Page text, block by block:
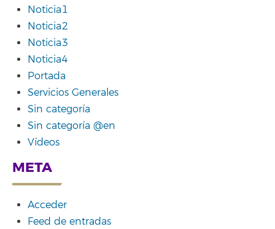
Noticia1
Noticia2
Noticia3
Noticia4
Portada
Servicios Generales
Sin categoría
Sin categoría @en
Vídeos
META
Acceder
Feed de entradas